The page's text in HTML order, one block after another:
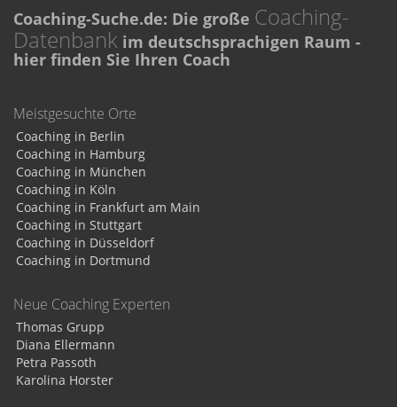
Coaching-Suche.de: Die große Coaching-
Datenbank im deutschsprachigen Raum -
hier finden Sie Ihren Coach
Meistgesuchte Orte
Coaching in Berlin
Coaching in Hamburg
Coaching in München
Coaching in Köln
Coaching in Frankfurt am Main
Coaching in Stuttgart
Coaching in Düsseldorf
Coaching in Dortmund
Neue Coaching Experten
Thomas Grupp
Diana Ellermann
Petra Passoth
Karolina Horster